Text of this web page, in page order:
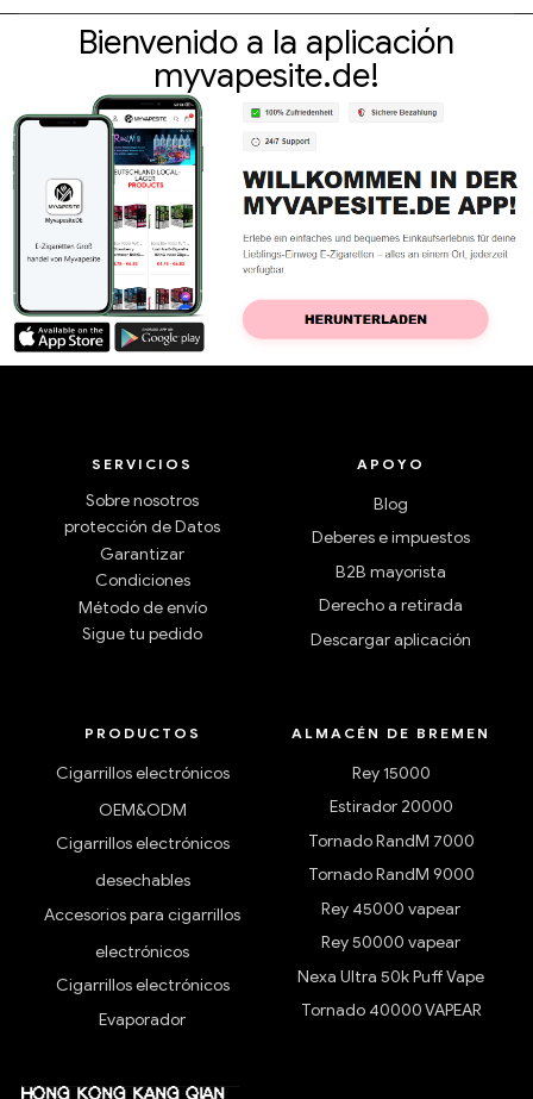
Bienvenido a la aplicación
myvapesite.de!
SERVICIOS
Sobre nosotros
protección de Datos
Garantizar
Condiciones
Método de envío
Sigue tu pedido
APOYO
Blog
Deberes e impuestos
B2B mayorista
Derecho a retirada
Descargar aplicación
PRODUCTOS
Cigarrillos electrónicos
OEM&ODM
Cigarrillos electrónicos
desechables
Accesorios para cigarrillos
electrónicos
Cigarrillos electrónicos
Evaporador
ALMACÉN DE BREMEN
Rey 15000
Estirador 20000
Tornado RandM 7000
Tornado RandM 9000
Rey 45000 vapear
Rey 50000 vapear
Nexa Ultra 50k Puff Vape
Tornado 40000 VAPEAR